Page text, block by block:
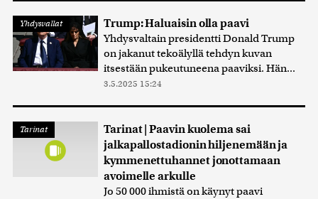
Yhdysvallat Trump: Haluaisin olla paavi
Yhdysvaltain presidentti Donald Trump
on jakanut tekoälyllä tehdyn kuvan
itsestään pukeutuneena paaviksi. Hän...
3.5.2025 15:24
Tarinat
Tarinat | Paavin kuolema sai
jalkapallostadionin hiljenemään ja
kymmenettuhannet jonottamaan
avoimelle arkulle
Jo 50 000 ihmistä on käynyt paavi